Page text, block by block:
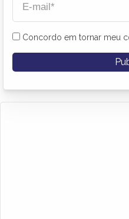
Concordo em tornar meu